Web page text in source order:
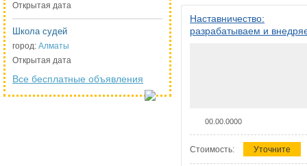
Открытая дата
Школа судей
город: Алматы
Открытая дата
Все бесплатные объявления
Наставничество:
разрабатываем и
00.00.0000
Стоимость: Уточните